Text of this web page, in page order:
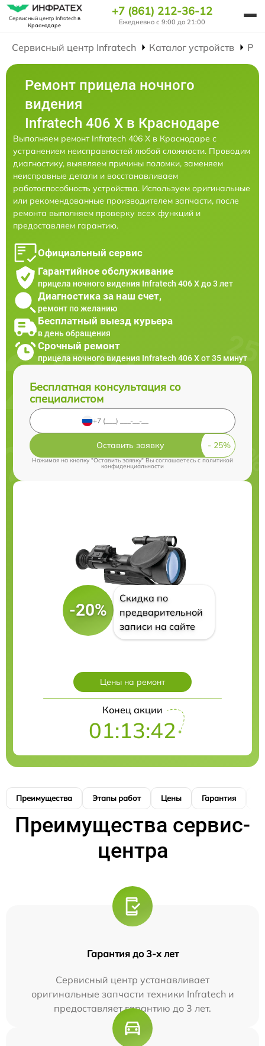
Сервисный центр Infratechв
Краснодаре
+7 (861) 212-36-12
Ежедневно с 9:00 до 21:00
Сервисный центр Infratech Каталог устройств
Ремонт прицела ночного
видения
Infratech 406 Х в Краснодаре
Выполняем ремонт Infratech 406 Х в Краснодаре с
устранением неисправностей любой сложности. Проводим
диагностику, выявляем причины поломки, заменяем
неисправные детали и восстанавливаем
работоспособность устройства. Используем оригинальные
или рекомендованные производителем запчасти, после
ремонта выполняем проверку всех функций и
предоставляем гарантию.
Официальный сервис
Гарантийное обслуживание
прицела ночного видения Infratech 406 Х до 3 лет
Диагностика за наш счет,
ремонт по желанию
Бесплатный выезд курьера
в день обращения
Срочный ремонт
прицела ночного видения Infratech 406 Х от 35 минут
Бесплатная консультация со
специалистом
Оставить заявку
Нажимая на кнопку "Оставить заявку" Вы соглашаетесь cполитикой
конфиденциальности
-20%
Скидка по
предварительной
записи на сайте
Цены на ремонт
Конец акции
01:13:41
Преимущества Этапы работ Цены Гарантия
Преимущества сервис-
центра
Гарантия до 3-х лет
Сервисный центр устанавливает
оригинальные запчасти техники Infratech и
предоставляет гарантию до 3 лет.